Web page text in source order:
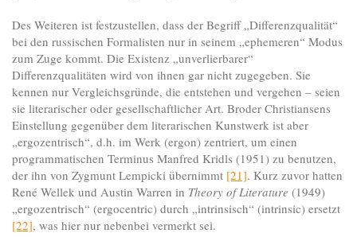
Des Weiteren ist festzustellen, dass der Begriff „Differenzqualität“
bei den russischen Formalisten nur in seinem „ephemeren“ Modus
zum Zuge kommt. Die Existenz „unverlierbarer“
Differenzqualitäten wird von ihnen gar nicht zugegeben. Sie
kennen nur Vergleichsgründe, die entstehen und vergehen – seien
sie literarischer oder gesellschaftlicher Art. Broder Christiansens
Einstellung gegenüber dem literarischen Kunstwerk ist aber
„ergozentrisch“, d.h. im Werk (ergon) zentriert, um einen
programmatischen Terminus Manfred Kridls (1951) zu benutzen,
der ihn von Zygmunt Lempicki übernimmt [21]. Kurz zuvor hatten
René Wellek und Austin Warren in Theory of Literature (1949)
„ergozentrisch“ (ergocentric) durch „intrinsisch“ (intrinsic) ersetzt
[22], was hier nur nebenbei vermerkt sei.